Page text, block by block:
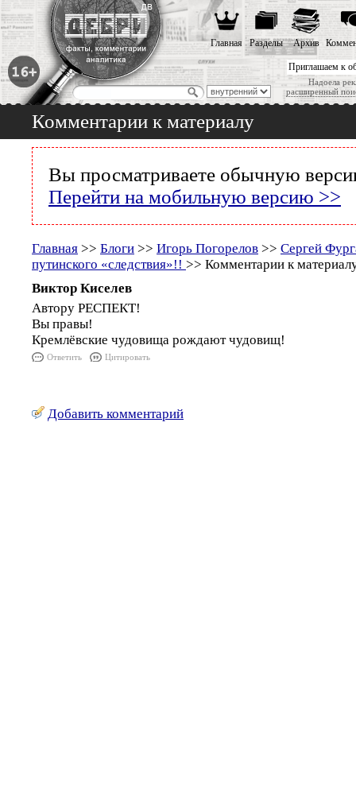
Приглашаем к
Надоела
расширенный
Главная Разделы Архив
Комментарии к материалу
Вы просматриваете обычную
Перейти на мобильную версию >>
Главная >> Блоги >> Игорь Погорелов >> Сергей
путинского «следствия»!! >> Комментарии к
Виктор Киселев
Автору РЕСПЕКТ!
Вы правы!
Кремлёвские чудовища рождают чудовищ!
Ответить Цитировать
Добавить комментарий